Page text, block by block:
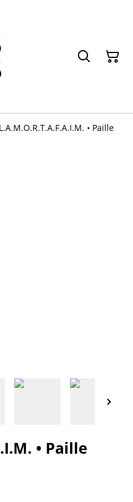
L.A.M.O.R.T.A.F.A.I.M. • Paille
• Paille